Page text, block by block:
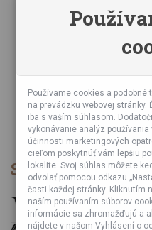
Online kurzy bubnovania
Poznáte nás z TV a Rádia
Partnerské predajne
Testy výrobkov
Ekológia
Veľkoobchod
Spôsob platby
Používame cookies a
na prevádzku webovej stránky.
iba s vaším súhlasom.
vykonávanie analýz
účinnosti marketingových
cieľom poskytnúť vám lepšiu
lokalite. Svoj súhlas môžete
odvolať pomocou odkazu
časti každej stránky. Kliknutím
naším používaním súborov
informácie sa zhromažďujú a
nájdete v našom Vyhlásení o